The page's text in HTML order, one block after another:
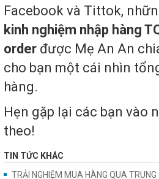
Facebook và Tittok,
kinh nghiệm nhập hàng
order được Mẹ An An
cho bạn một cái nhìn
hàng.
Hẹn gặp lại các bạn vào
theo!
TIN TỨC KHÁC
TRẢI NGHIỆM MUA HÀNG QUA TRUNG